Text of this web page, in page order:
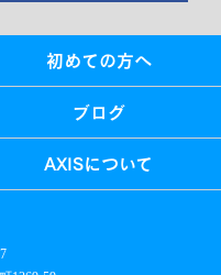
初めての方へ
ブログ
AXISについて